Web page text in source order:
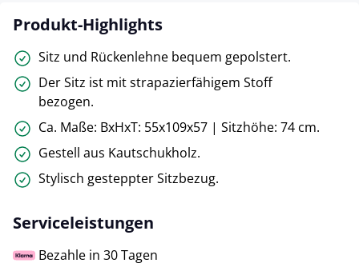
Produkt-Highlights
Sitz und Rückenlehne bequem gepolstert.
Der Sitz ist mit strapazierfähigem Stoff
bezogen.
Ca. Maße: BxHxT: 55x109x57 | Sitzhöhe: 74 cm.
Gestell aus Kautschukholz.
Stylisch gesteppter Sitzbezug.
Serviceleistungen
Bezahle in 30 Tagen